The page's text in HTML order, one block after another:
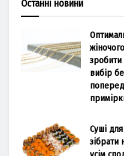
Останні новини
вибір
Суші
зібрати